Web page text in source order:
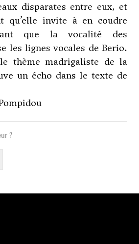
disparates entre eux, et
qu’elle invite à en coudre
que la vocalité des
les lignes vocales de Berio.
thème madrigaliste de la
un écho dans le texte de
?